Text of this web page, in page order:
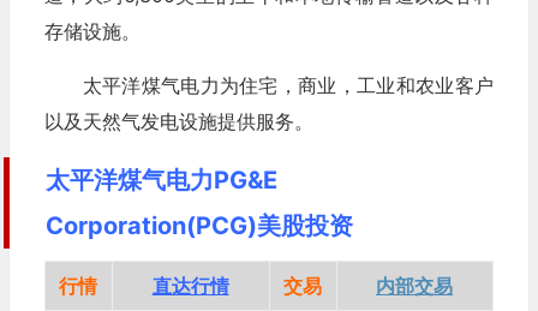
存储设施。
太平洋煤气电力为住宅，商业，工业和农业客户
以及天然气发电设施提供服务。
太平洋煤气电力PG&E
Corporation(PCG)美股投资
行情 直达行情 交易 内部交易